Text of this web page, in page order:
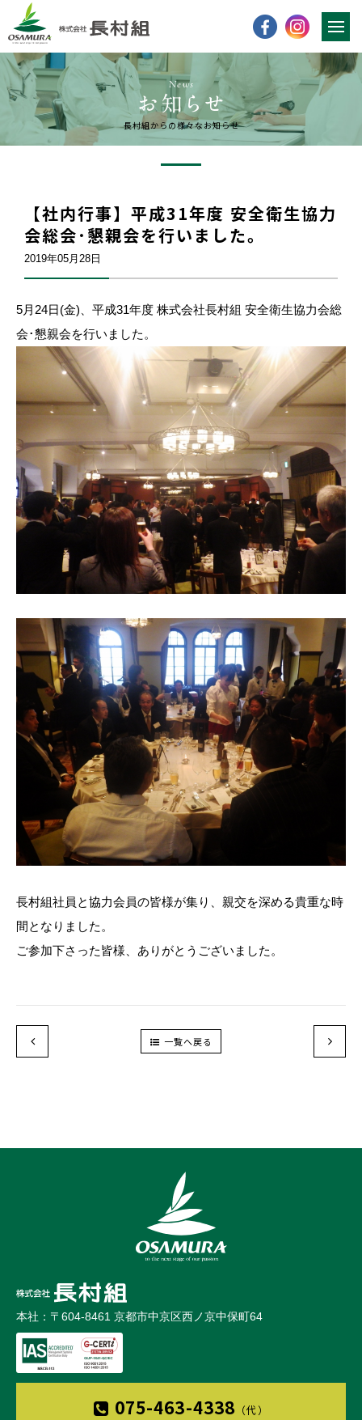
News
長村組からの様々なお知らせ
【社内行事】平成31年度 安全衛生協力
会総会･懇親会を行いました。
2019年05月28日
5月24日(金)、平成31年度 株式会社長村組 安全衛生協力会総
会･懇親会を行いました。
長村組社員と協力会員の皆様が集り、親交を深める貴重な時
間となりました。
ご参加下さった皆様、ありがとうございました。
一覧へ戻る
本社：〒604-8461 京都市中京区西ノ京中保町64
075-463-4338（代）